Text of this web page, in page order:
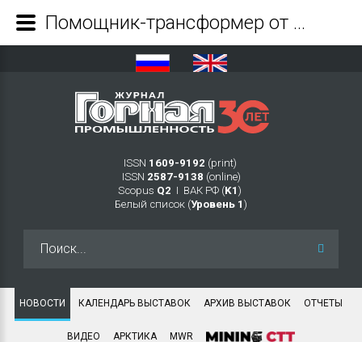
ISSN 1609-9192 (print)
ISSN 2587-9138 (online)
Scopus Q2 Ι ВАК РФ (K1 )
Белый список (Уровень 1 )
НОВОСТИ КАЛЕНДАРЬ ВЫСТАВОК АРХИВ ВЫСТАВОК ОТЧЕТЫ
ВИДЕО АРКТИКА MWR
Помощник-трансформер от GHH Group - Журнал Горная промышленность